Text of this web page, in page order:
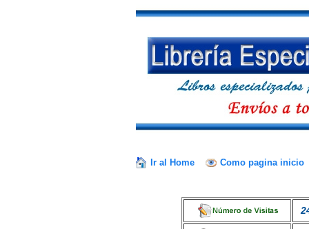
Ir al Home Como pagina inicio